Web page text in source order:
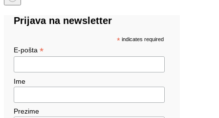
Prijava na newsletter
* indicates required
E-pošta *
Ime
Prezime